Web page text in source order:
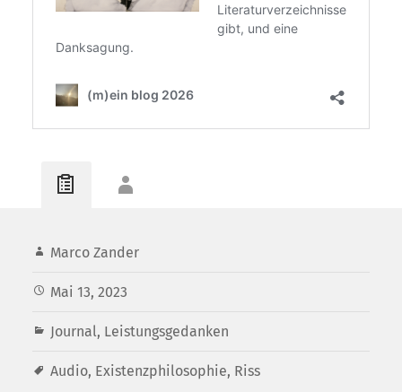
Marco Zander
Mai 13, 2023
Journal, Leistungsgedanken
Audio, Existenzphilosophie, Riss